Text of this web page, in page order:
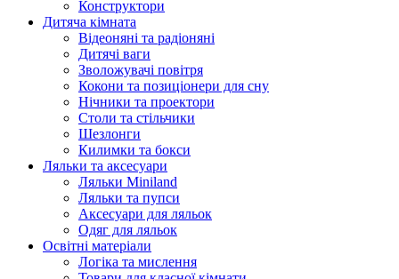
Конструктори
Дитяча кімната
Відеоняні та радіоняні
Дитячі ваги
Зволожувачі повітря
Кокони та позиціонери для сну
Нічники та проектори
Столи та стільчики
Шезлонги
Килимки та бокси
Ляльки та аксесуари
Ляльки Miniland
Ляльки та пупси
Аксесуари для ляльок
Одяг для ляльок
Освітні матеріали
Логіка та мислення